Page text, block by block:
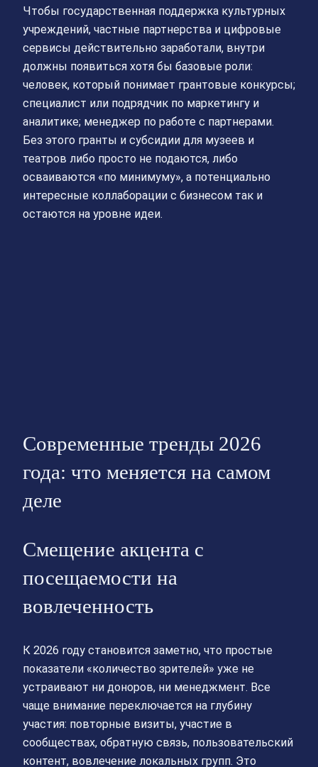
Чтобы государственная поддержка культурных
учреждений, частные партнерства и цифровые
сервисы действительно заработали, внутри
должны появиться хотя бы базовые роли:
человек, который понимает грантовые конкурсы;
специалист или подрядчик по маркетингу и
аналитике; менеджер по работе с партнерами.
Без этого гранты и субсидии для музеев и
театров либо просто не подаются, либо
осваиваются «по минимуму», а потенциально
интересные коллаборации с бизнесом так и
остаются на уровне идеи.
Современные тренды 2026
года: что меняется на самом
деле
Смещение акцента с
посещаемости на
вовлеченность
К 2026 году становится заметно, что простые
показатели «количество зрителей» уже не
устраивают ни доноров, ни менеджмент. Все
чаще внимание переключается на глубину
участия: повторные визиты, участие в
сообществах, обратную связь, пользовательский
контент, вовлечение локальных групп. Это